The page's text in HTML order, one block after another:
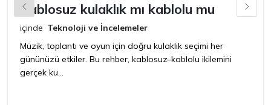
Kablosuz kulaklık mı kablolu mu
içinde Teknoloji ve İncelemeler
Müzik, toplantı ve oyun için doğru kulaklık seçimi her
gününüzü etkiler. Bu rehber, kablosuz–kablolu ikilemini
gerçek ku...